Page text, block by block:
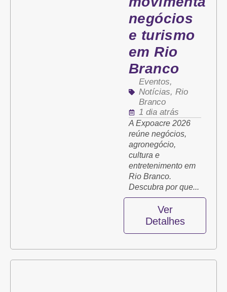
negócios
e turismo
em Rio
Branco
Eventos,
Notícias, Rio
Branco
1 dia atrás
A Expoacre 2026
reúne negócios,
agronegócio,
cultura e
entretenimento em
Rio Branco.
Descubra por que...
Ver
Detalhes